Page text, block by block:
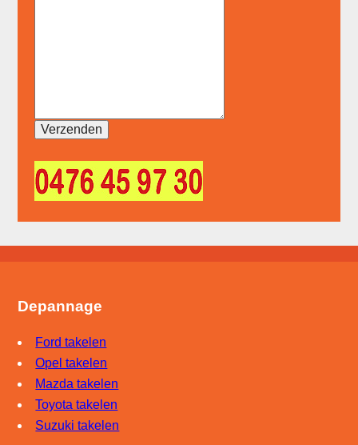
Depannage
Ford takelen
Opel takelen
Mazda takelen
Toyota takelen
Suzuki takelen